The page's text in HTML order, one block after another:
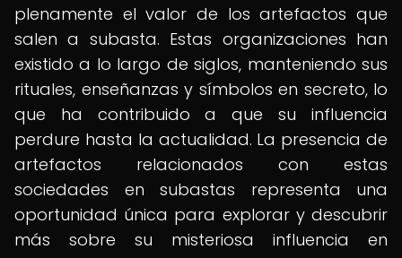
plenamente el valor de los artefactos que
salen a subasta. Estas organizaciones han
existido a lo largo de siglos, manteniendo sus
rituales, enseñanzas y símbolos en secreto, lo
que ha contribuido a que su influencia
perdure hasta la actualidad. La presencia de
artefactos relacionados con estas
sociedades en subastas representa una
oportunidad única para explorar y descubrir
más sobre su misteriosa influencia en